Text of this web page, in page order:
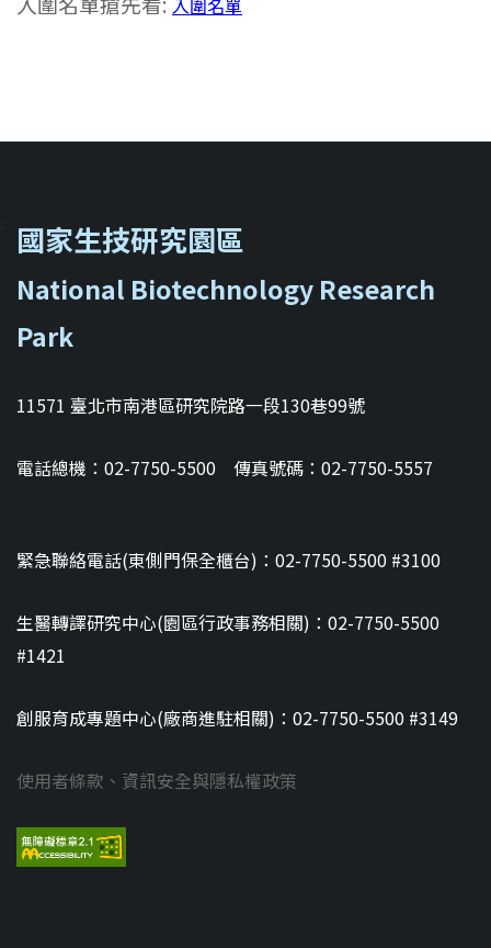
入圍名單
國家生技研究園區
National Biotechnology Research
Park
11571 臺北市南港區研究院路一段130巷99號
電話總機：02-7750-5500 傳真號碼：02-7750-5557
緊急聯絡電話(東側門保全櫃台)：02-7750-5500 #3100
生醫轉譯研究中心(園區行政事務相關)：02-7750-5500
#1421
創服育成專題中心(廠商進駐相關)：02-7750-5500 #3149
使用者條款、資訊安全與隱私權政策